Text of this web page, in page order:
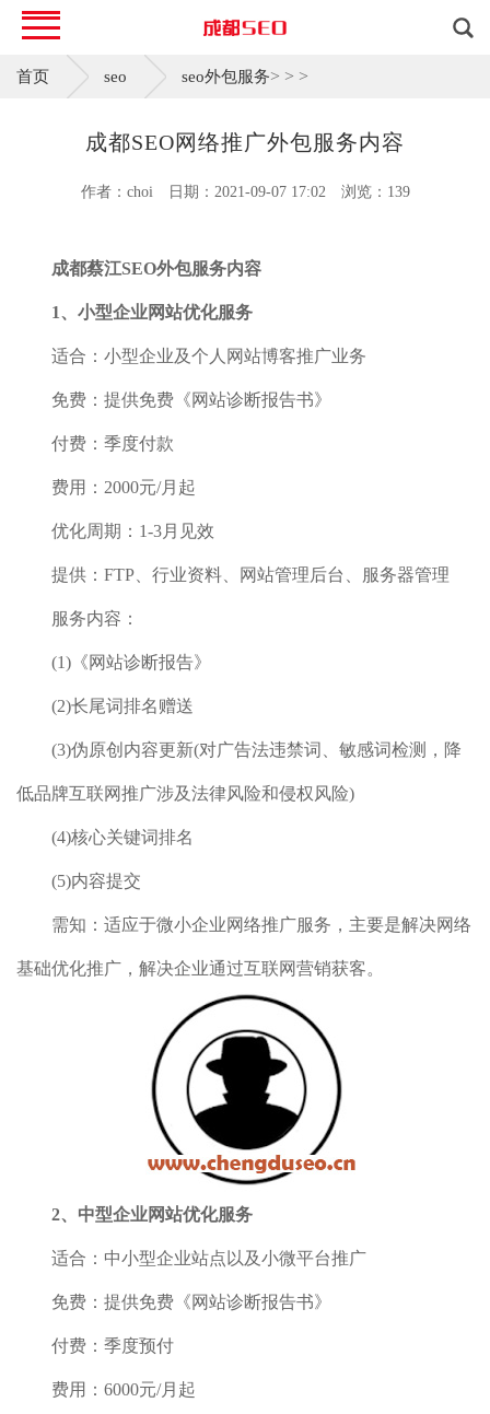
首页 >
seo >
seo外包服务 >
成都SEO网络推广外包服务内容
作者：choi 日期：2021-09-07 17:02 浏览：139
成都蔡江SEO外包服务内容
1、小型企业网站优化服务
适合：小型企业及个人网站博客推广业务
免费：提供免费《网站诊断报告书》
付费：季度付款
费用：2000元/月起
优化周期：1-3月见效
提供：FTP、行业资料、网站管理后台、服务器管理
服务内容：
(1)《网站诊断报告》
(2)长尾词排名赠送
(3)伪原创内容更新(对广告法违禁词、敏感词检测，降
低品牌互联网推广涉及法律风险和侵权风险)
(4)核心关键词排名
(5)内容提交
需知：适应于微小企业网络推广服务，主要是解决网络
基础优化推广，解决企业通过互联网营销获客。
2、中型企业网站优化服务
适合：中小型企业站点以及小微平台推广
免费：提供免费《网站诊断报告书》
付费：季度预付
费用：6000元/月起